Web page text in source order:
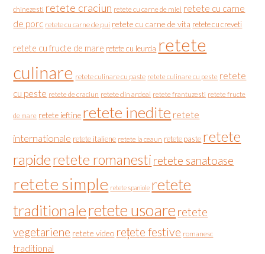
chinezesti retete craciun retete cu carne de miel retete cu carne
de porc retete cu carne de pui retete cu carne de vita retete cu creveti
retete cu fructe de mare retete cu leurda retete
culinare retete culinare cu paste retete culinare cu peste retete
cu peste retete de craciun retete din ardeal retete frantuzesti retete fructe
de mare retete ieftine retete inedite retete
internationale retete italiene retete la ceaun retete paste retete
rapideretete romanesti retete sanatoase
retete simple retete spaniole retete
traditionaleretete usoare retete
vegetariene retete video rețete festive romanesc
traditional